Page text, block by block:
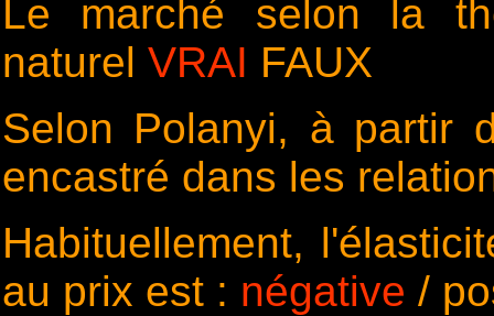
Le marché selon la
naturel VRAI FAUX
Selon Polanyi, à partir
encastré dans les
Habituellement,
au prix est : négative /